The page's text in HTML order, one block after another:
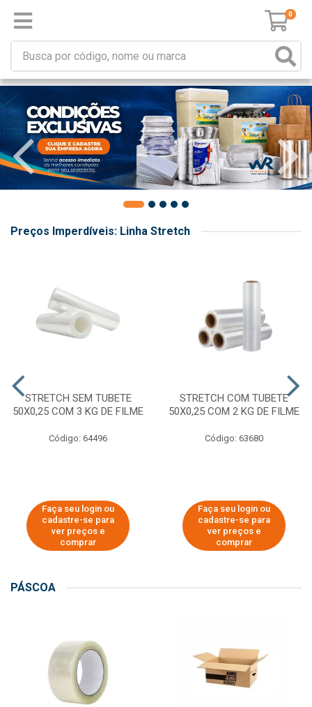
0
Preços Imperdíveis: Linha Stretch
STRETCH SEM TUBETE
50X0,25 COM 3 KG DE FILME
Código: 64496
Faça seu login ou
cadastre-se para
ver preços e
comprar
STRETCH COM TUBETE
50X0,25 COM 2 KG DE FILME
Código: 63680
Faça seu login ou
cadastre-se para
ver preços e
comprar
PÁSCOA